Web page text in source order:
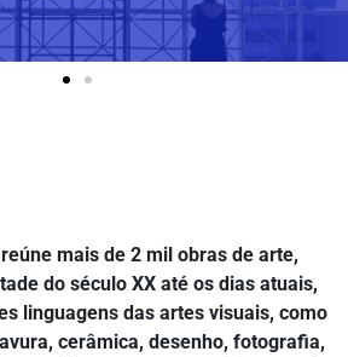
mais de 2 mil obras de arte,
do século XX até os dias atuais,
linguagens das artes visuais, como
cerâmica, desenho, fotografia,